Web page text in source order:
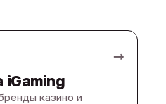
→
iGaming
казино и